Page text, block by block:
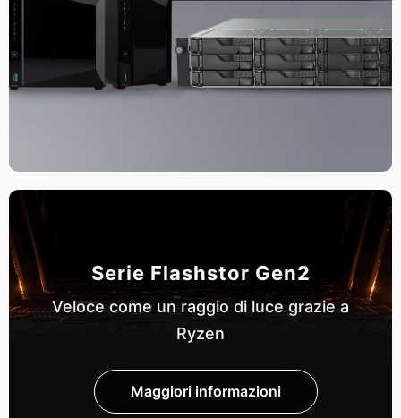
Serie Flashstor Gen2
Veloce come un raggio di luce grazie a
Ryzen
Maggiori informazioni